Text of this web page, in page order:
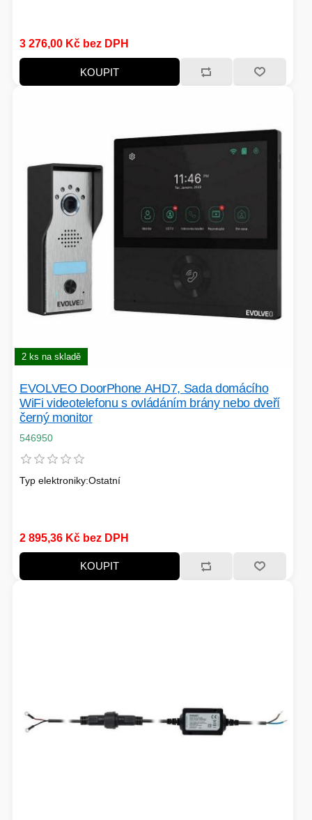
3 276,00 Kč bez DPH
KOUPIT
2 ks na skladě
EVOLVEO DoorPhone AHD7, Sada domácího
WiFi videotelefonu s ovládáním brány nebo dveří
černý monitor
546950
Typ elektroniky:Ostatní
2 895,36 Kč bez DPH
KOUPIT